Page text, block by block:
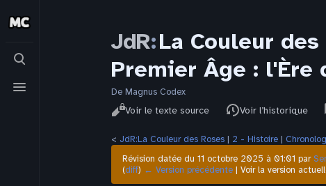
Basculer
recherche
Basculer
le
JdR:La Couleur
Premier Âge : l'Ère
De Magnus Codex
Affichages
LireVoir le texte source Voir l’historique
< JdR:La Couleur des Roses ‎ | 2 - Histoire ‎ |
Révision datée du 11 octobre 2025 à 01:01 par
(diff) ← Version précédente | Voir la version